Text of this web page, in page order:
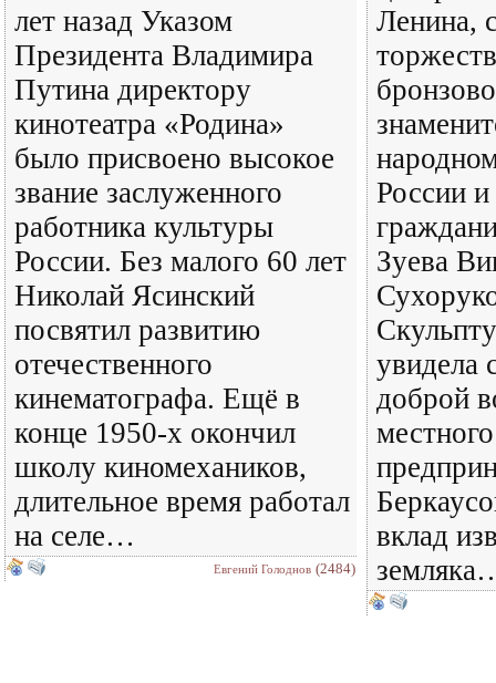
лет назад Указом
Президента Владимира
Путина директору
кинотеатра «Родина»
было присвоено высокое
звание заслуженного
работника культуры
России. Без малого 60 лет
Николай Ясинский
посвятил развитию
отечественного
кинематографа. Ещё в
конце 1950-х окончил
школу киномехаников,
длительное время работал
на селе…
Евгений Голоднов (2484)
Ленина,
России
Зуева
увидела
доброй
местного
вклад